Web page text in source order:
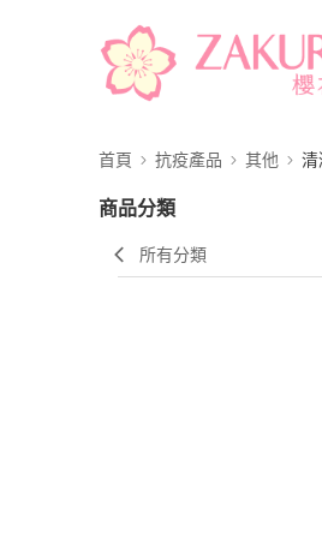
首頁 抗疫產品 其他 清
商品分類
所有分類